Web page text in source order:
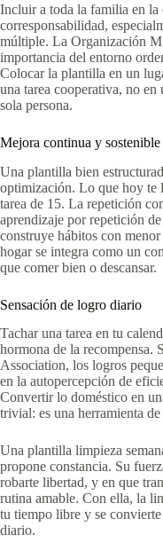
Incluir a toda la familia en la
corresponsabilidad,
múltiple. La Organización
importancia del entorno
Colocar la plantilla en un
una tarea cooperativa, no en
sola persona.
Mejora continua y sostenible
Una plantilla bien
optimización. Lo que hoy te
tarea de 15. La repetición
aprendizaje por repetición
construye hábitos con
hogar se integra como un
que comer bien o descansar.
Sensación de logro diario
Tachar una tarea en tu
hormona de la recompensa.
Association, los logros
en la autopercepción de
Convertir lo doméstico en
trivial: es una herramienta
Una plantilla limpieza
propone constancia. Su
robarte libertad, y en que
rutina amable. Con ella, la
tu tiempo libre y se
diario.